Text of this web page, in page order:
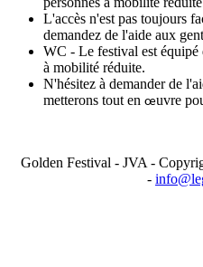
L'accès n'est pas toujours
demandez de l'aide aux
WC - Le festival est équipé
à mobilité réduite.
N'hésitez à demander de
metterons tout en œuvre
Golden Festival - JVA -
-